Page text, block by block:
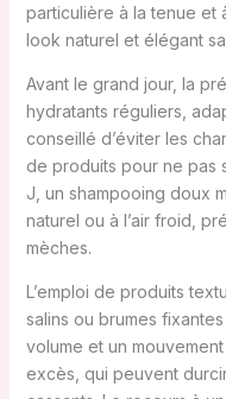
particulière à la tenue et
look naturel et élégant
Avant le grand jour, la
hydratants réguliers,
conseillé d’éviter les
de produits pour ne pas
J, un shampooing doux
naturel ou à l’air froid,
mèches.
L’emploi de produits
salins ou brumes
volume et un
excès, qui peuvent